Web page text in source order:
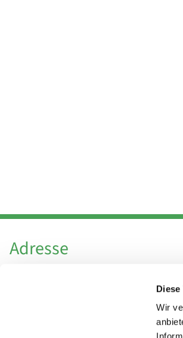
Wir
Adresse
Hl. Theresa von Avila Berlin Nordost
Leitender Pfarrer - Norbert Pomplun